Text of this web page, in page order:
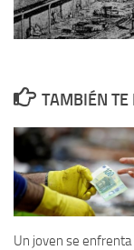
TAMBIÉN TE
Un joven se enfrenta